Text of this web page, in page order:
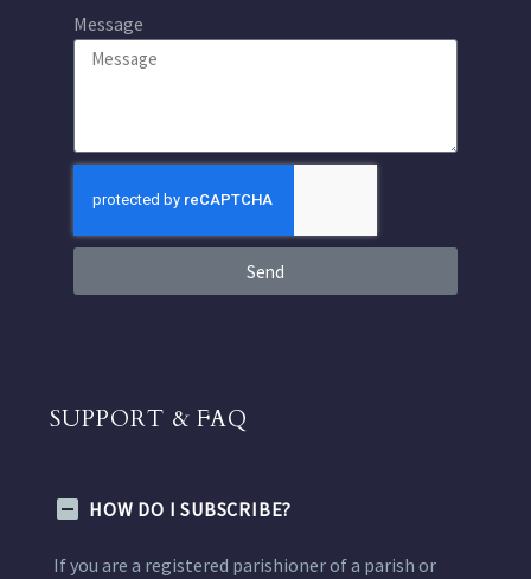
Message
Send
SUPPORT & FAQ
HOW DO I SUBSCRIBE?
If you are a registered parishioner of a parish or